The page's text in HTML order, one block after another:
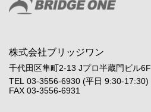
株式会社ブリッジワン
千代田区隼町2-13 Jプロ半蔵門ビル6F
TEL 03-3556-6930 (平日 9:30-17:30)
FAX 03-3556-6931